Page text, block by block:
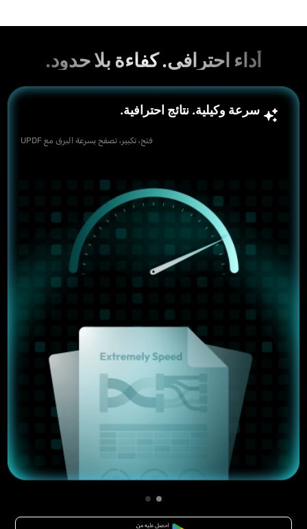
أداء احترافي. كفاءة بلا حدود.
سرعة وكيلية. نتائج احترافية.
فتح، تكبير، تصفح بسرعة البرق مع UPDF